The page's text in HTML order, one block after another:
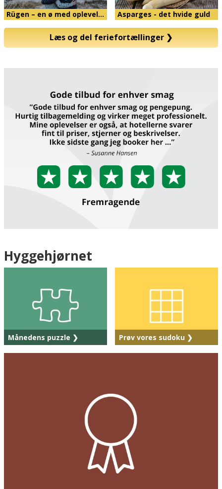
Rügen – en ø med oplevel… Asparges - det hvide guld
Læs og del feriefortællinger❯
Hyggehjørnet
Månedens puzzle ❯ Prøv vores sudoku ❯